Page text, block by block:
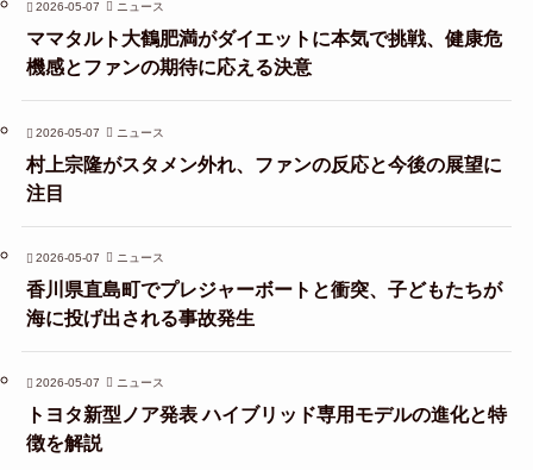
2026-05-07 ニュース
ママタルト大鶴肥満がダイエットに本気で挑戦、健康危
機感とファンの期待に応える決意
2026-05-07 ニュース
村上宗隆がスタメン外れ、ファンの反応と今後の展望に
注目
2026-05-07 ニュース
香川県直島町でプレジャーボートと衝突、子どもたちが
海に投げ出される事故発生
2026-05-07 ニュース
トヨタ新型ノア発表 ハイブリッド専用モデルの進化と特
徴を解説